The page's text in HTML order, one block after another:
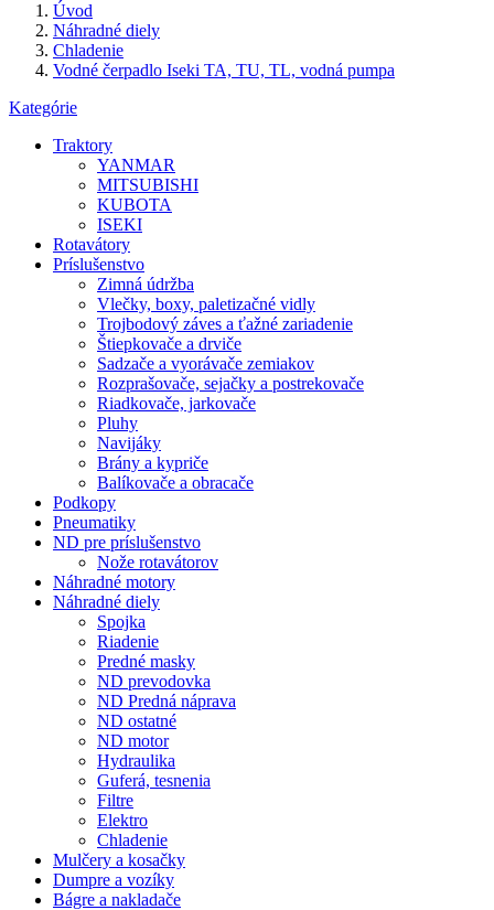
Úvod
Náhradné diely
Chladenie
Vodné čerpadlo Iseki TA, TU, TL, vodná pumpa
Kategórie
Traktory
YANMAR
MITSUBISHI
KUBOTA
ISEKI
Rotavátory
Príslušenstvo
Zimná údržba
Vlečky, boxy, paletizačné vidly
Trojbodový záves a ťažné zariadenie
Štiepkovače a drviče
Sadzače a vyorávače zemiakov
Rozprašovače, sejačky a postrekovače
Riadkovače, jarkovače
Pluhy
Navijáky
Brány a kypriče
Balíkovače a obracače
Podkopy
Pneumatiky
ND pre príslušenstvo
Nože rotavátorov
Náhradné motory
Náhradné diely
Spojka
Riadenie
Predné masky
ND prevodovka
ND Predná náprava
ND ostatné
ND motor
Hydraulika
Guferá, tesnenia
Filtre
Elektro
Chladenie
Mulčery a kosačky
Dumpre a vozíky
Bágre a nakladače